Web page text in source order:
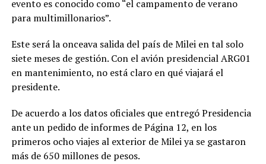
evento es conocido como “el campamento de verano
para multimillonarios”.
Este será la onceava salida del país de Milei en tal solo
siete meses de gestión. Con el avión presidencial ARG01
en mantenimiento, no está claro en qué viajará el
presidente.
De acuerdo a los datos oficiales que entregó Presidencia
ante un pedido de informes de Página 12, en los
primeros ocho viajes al exterior de Milei ya se gastaron
más de 650 millones de pesos.